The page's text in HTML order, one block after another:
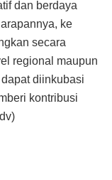
dan berdaya
ke
secara
regional maupun
diinkubasi
kontribusi